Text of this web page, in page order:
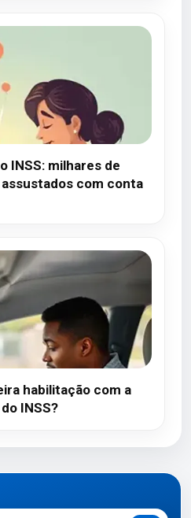
INSS: milhares de
com conta
habilitação com a
INSS?